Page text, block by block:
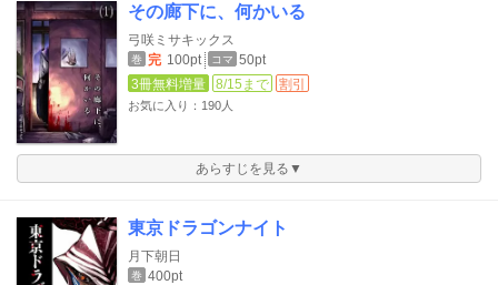
その廊下に、何かいる
弓咲ミサキックス
巻 完 100pt コマ 50pt
3冊無料増量
8/15まで 割引
お気に入り：190人
あらすじを見る▼
東京ドラゴンナイト
月下朝日
巻 400pt